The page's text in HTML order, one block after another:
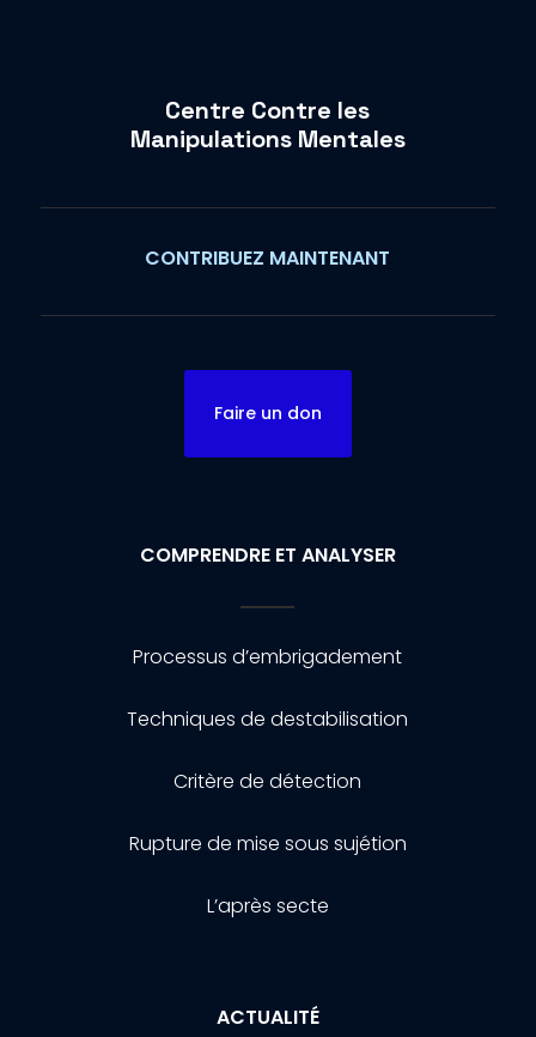
Centre Contre les
Manipulations Mentales
CONTRIBUEZ MAINTENANT
Faire un don
COMPRENDRE ET ANALYSER
Processus d’embrigadement
Techniques de destabilisation
Critère de détection
Rupture de mise sous sujétion
L’après secte
ACTUALITÉ